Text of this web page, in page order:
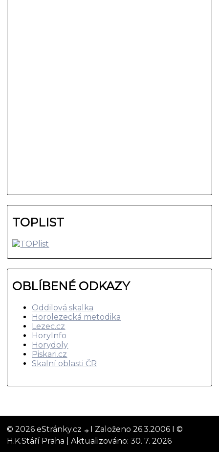
TOPLIST
OBLÍBENÉ ODKAZY
Oddilová skalka
Horolezecká metodika
Lezec.cz
HoryInfo
Horydoly
Piskari.cz
Skalní oblasti ČR
© 2026 eStránky.cz
I Založeno 26.3.2006 I ©
H.K.Stáří Praha |Aktualizováno: 30. 7. 2026